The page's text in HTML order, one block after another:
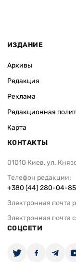
ИЗДАНИЕ
Архивы
Редакция
Реклама
Редакционная
Карта
КОНТАКТЫ
01010 Киев, ул.
Телефон редакции:
+380 (44) 280-04-85
Электронная почта
Электронная почта
СОЦСЕТИ